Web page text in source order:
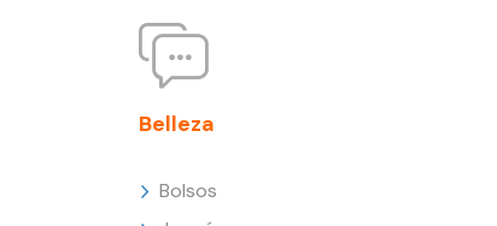
Belleza
Bolsos